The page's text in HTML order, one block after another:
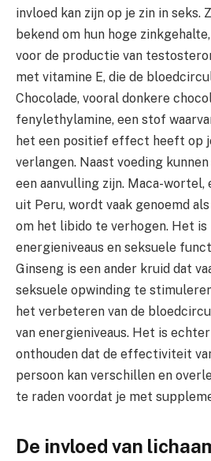
invloed kan zijn op je zin in seks.
bekend om hun hoge
voor de productie van
met vitamine E, die de
Chocolade, vooral donkere
fenylethylamine, een stof
het een positief effect heeft op
verlangen. Naast voeding
een aanvulling zijn. Maca-
uit Peru, wordt vaak genoemd
om het libido te verhogen. Het is
energieniveaus en seksuele
Ginseng is een ander kruid dat
seksuele opwinding te
het verbeteren van de
van energieniveaus. Het is
onthouden dat de effectiviteit
persoon kan verschillen en
te raden voordat je met
De invloed van